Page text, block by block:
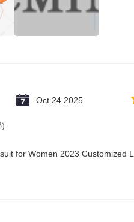
Oct 24.2025
for Women 2023 Customized